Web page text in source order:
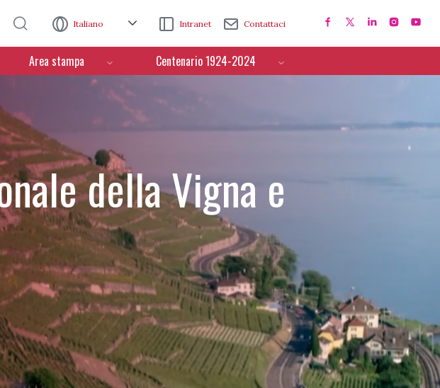
Italiano Intranet Contattaci
Area stampa Centenario 1924-2024
della Vigna e